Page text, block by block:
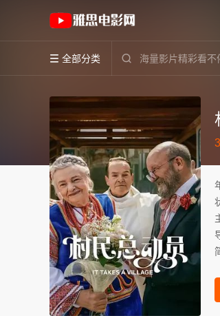
 全部分类 
《村民总动员》(2026)波兰波兰
很差较差还行 推荐